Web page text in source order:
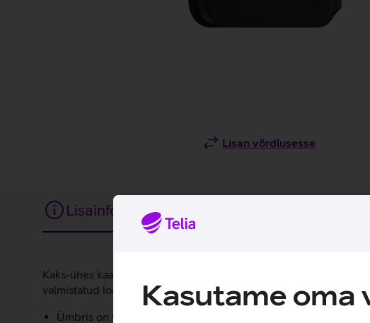
Kasutame oma
Lisan võrdlusesse
Lisainfo
Lisainfo
Kaks-ühes kaaned/ümbris, kus sees on 4 kaarditaskut ja 1
valmistatud loodussõbralikust nahast.
Ümbris on valmistatud 35% taaskasutatud materjalidest.